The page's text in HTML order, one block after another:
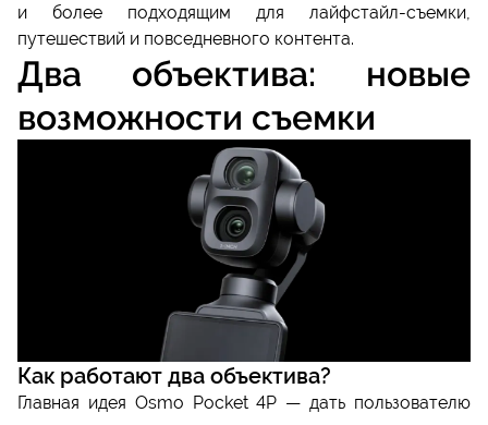
и более подходящим для лайфстайл-съемки,
путешествий и повседневного контента.
Два объектива: новые
возможности съемки
Как работают два объектива?
Главная идея Osmo Pocket 4P — дать пользователю